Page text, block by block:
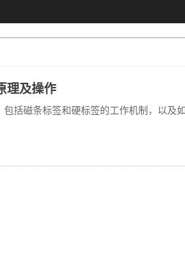
理及操作
括磁条标签和硬标签的工作机制，以及